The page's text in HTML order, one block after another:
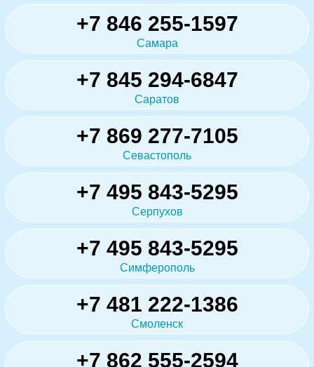
+7 846 255-1597
Самара
+7 845 294-6847
Саратов
+7 869 277-7105
Севастополь
+7 495 843-5295
Серпухов
+7 495 843-5295
Симферополь
+7 481 222-1386
Смоленск
+7 862 555-2594